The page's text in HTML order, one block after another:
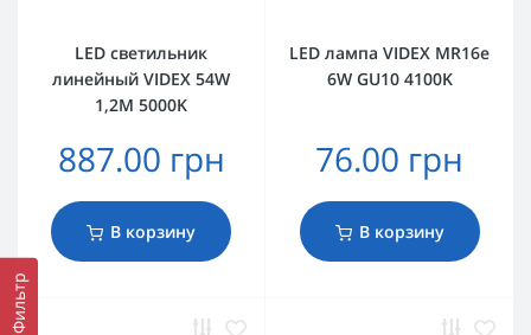
Фильтр
LED светильник
линейный VIDEX 54W
1,2М 5000K
887.00 грн
В корзину
LED лампа VIDEX MR16e
6W GU10 4100K
76.00 грн
В корзину